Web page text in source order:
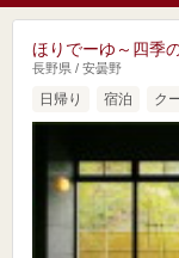
ほりでーゆ～四季
長野県 / 安曇野
日帰り 宿泊 ク